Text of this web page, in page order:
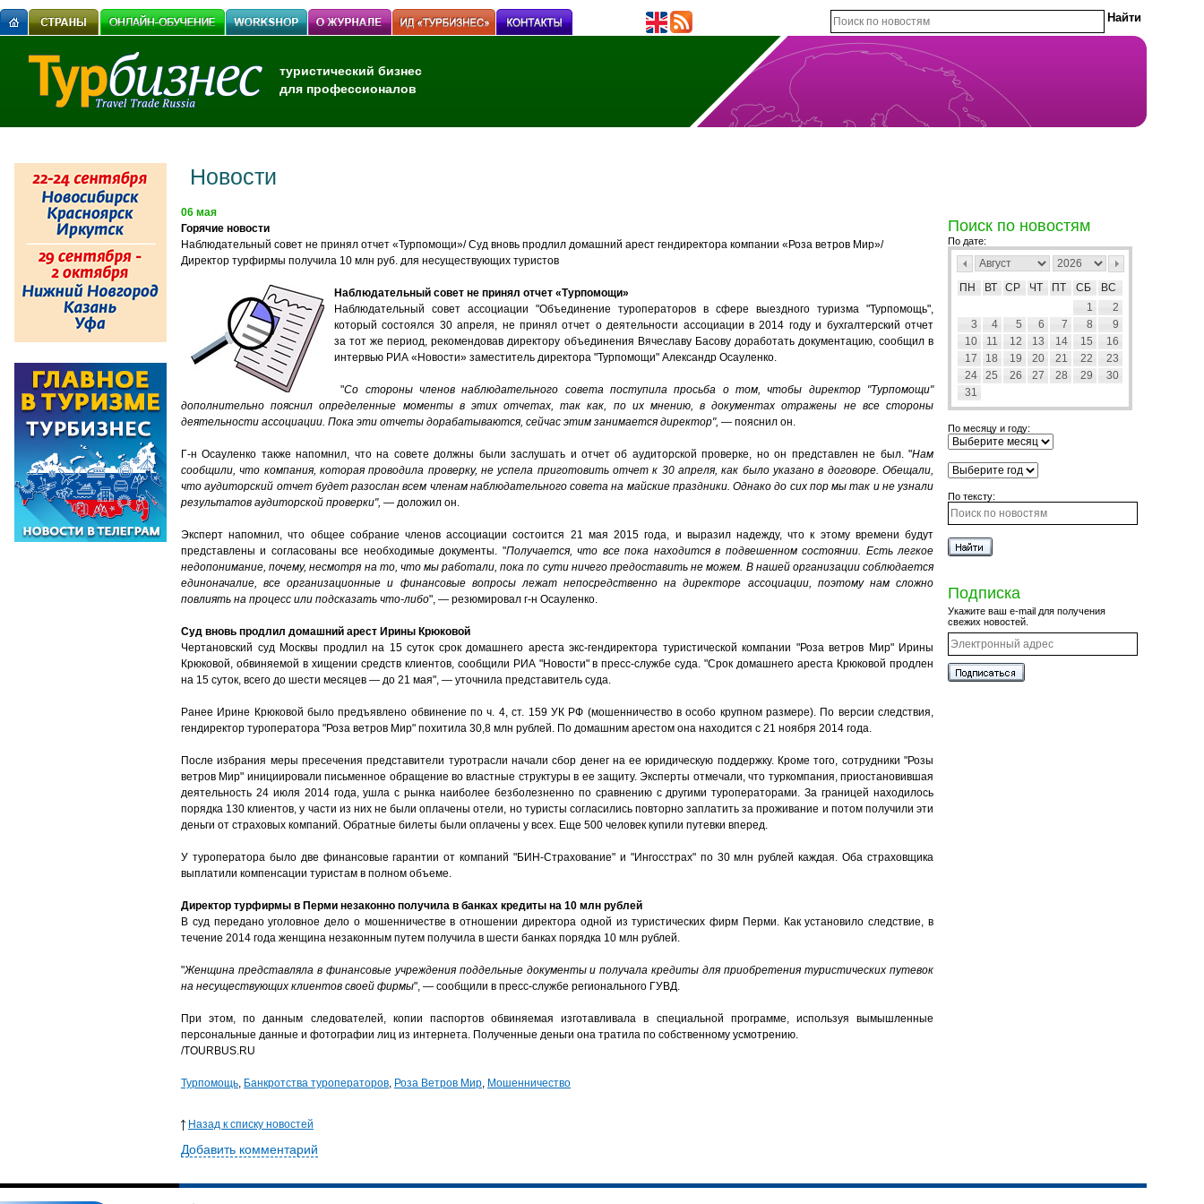
туристический бизнес
для профессионалов
Новости
06 мая
Горячие новости
Наблюдательный совет не принял отчет «Турпомощи»/ Суд вновь продлил домашний арест гендиректора компании «Роза ветров Мир»/
Директор турфирмы получила 10 млн руб. для несуществующих туристов
Наблюдательный совет не принял отчет «Турпомощи»
Наблюдательный совет ассоциации "Объединение туроператоров в сфере выездного туризма "Турпомощь",
который состоялся 30 апреля, не принял отчет о деятельности ассоциации в 2014 году и бухгалтерский отчет
за тот же период, рекомендовав директору объединения Вячеславу Басову доработать документацию, сообщил в
интервью РИА «Новости» заместитель директора "Турпомощи" Александр Осауленко.
"Со стороны членов наблюдательного совета поступила просьба о том, чтобы директор "Турпомощи"
дополнительно пояснил определенные моменты в этих отчетах, так как, по их мнению, в документах отражены не все стороны
деятельности ассоциации. Пока эти отчеты дорабатываются, сейчас этим занимается директор", — пояснил он.
Г-н Осауленко также напомнил, что на совете должны были заслушать и отчет об аудиторской проверке, но он представлен не был. "Нам
сообщили, что компания, которая проводила проверку, не успела приготовить отчет к 30 апреля, как было указано в договоре. Обещали,
что аудиторский отчет будет разослан всем членам наблюдательного совета на майские праздники. Однако до сих пор мы так и не узнали
результатов аудиторской проверки", — доложил он.
Эксперт напомнил, что общее собрание членов ассоциации состоится 21 мая 2015 года, и выразил надежду, что к этому времени будут
представлены и согласованы все необходимые документы. "Получается, что все пока находится в подвешенном состоянии. Есть легкое
недопонимание, почему, несмотря на то, что мы работали, пока по сути ничего предоставить не можем. В нашей организации соблюдается
единоначалие, все организационные и финансовые вопросы лежат непосредственно на директоре ассоциации, поэтому нам сложно
повлиять на процесс или подсказать что-либо", — резюмировал г-н Осауленко.
Суд вновь продлил домашний арест Ирины Крюковой
Чертановский суд Москвы продлил на 15 суток срок домашнего ареста экс-гендиректора туристической компании "Роза ветров Мир" Ирины
Крюковой, обвиняемой в хищении средств клиентов, сообщили РИА "Новости" в пресс-службе суда. "Срок домашнего ареста Крюковой продлен
на 15 суток, всего до шести месяцев — до 21 мая", — уточнила представитель суда.
Ранее Ирине Крюковой было предъявлено обвинение по ч. 4, ст. 159 УК РФ (мошенничество в особо крупном размере). По версии следствия,
гендиректор туроператора "Роза ветров Мир" похитила 30,8 млн рублей. По домашним арестом она находится с 21 ноября 2014 года.
После избрания меры пресечения представители туротрасли начали сбор денег на ее юридическую поддержку. Кроме того, сотрудники "Розы
ветров Мир" инициировали письменное обращение во властные структуры в ее защиту. Эксперты отмечали, что туркомпания, приостановившая
деятельность 24 июля 2014 года, ушла с рынка наиболее безболезненно по сравнению с другими туроператорами. За границей находилось
порядка 130 клиентов, у части из них не были оплачены отели, но туристы согласились повторно заплатить за проживание и потом получили эти
деньги от страховых компаний. Обратные билеты были оплачены у всех. Еще 500 человек купили путевки вперед.
У туроператора было две финансовые гарантии от компаний "БИН-Страхование" и "Ингосстрах" по 30 млн рублей каждая. Оба страховщика
выплатили компенсации туристам в полном объеме.
Директор турфирмы в Перми незаконно получила в банках кредиты на 10 млн рублей
В суд передано уголовное дело о мошенничестве в отношении директора одной из туристических фирм Перми. Как установило следствие, в
течение 2014 года женщина незаконным путем получила в шести банках порядка 10 млн рублей.
"Женщина представляла в финансовые учреждения поддельные документы и получала кредиты для приобретения туристических путевок
на несуществующих клиентов своей фирмы", — сообщили в пресс-службе регионального ГУВД.
При этом, по данным следователей, копии паспортов обвиняемая изготавливала в специальной программе, используя вымышленные
персональные данные и фотографии лиц из интернета. Полученные деньги она тратила по собственному усмотрению.
/TOURBUS.RU
Турпомощь, Банкротства туроператоров, Роза Ветров Мир, Мошенничество
Назад к списку новостей
Добавить комментарий
Поиск по новостям
По дате:
ПН ВТ СР ЧТ ПТ СБ
ВС
1
2
3
4 5 6 7 8
9
10
11 12 13 14 15
16
17
18 19 20 21 22
23
24
25 26 27 28 29
30
31
По месяцу и году:
По тексту:
Подписка
Укажите ваш e-mail для получения
свежих новостей.